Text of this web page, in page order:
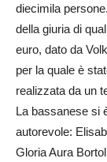
diecimila
della giuria di
euro, dato da
per la quale è
realizzata da un
La bassanese si
autorevole:
Gloria Aura